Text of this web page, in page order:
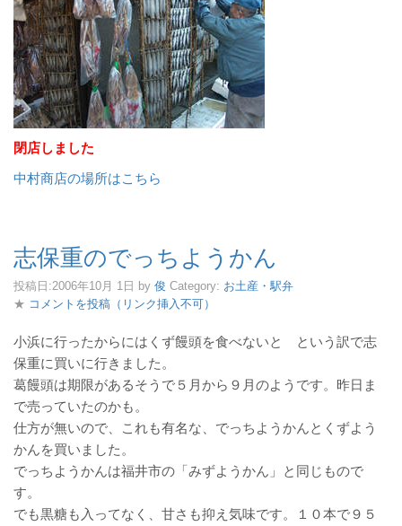
閉店しました
中村商店の場所はこちら
志保重のでっちようかん
投稿日:2006年10月 1日 by 俊 Category: お土産・駅弁
★ コメントを投稿（リンク挿入不可）
小浜に行ったからにはくず饅頭を食べないと という訳で志
保重に買いに行きました。
葛饅頭は期限があるそうで５月から９月のようです。昨日ま
で売っていたのかも。
仕方が無いので、これも有名な、でっちようかんとくずよう
かんを買いました。
でっちようかんは福井市の「みずようかん」と同じもので
す。
でも黒糖も入ってなく、甘さも抑え気味です。１０本で９５